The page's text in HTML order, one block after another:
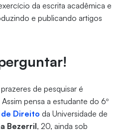
da escrita acadêmica e
e publicando artigos
de pesquisar é
pensa a estudante do 6º
Direito da Universidade de
Bezerril, 20, ainda sob